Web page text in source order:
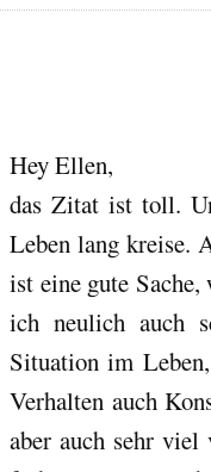
Hey Ellen,
das Zitat ist toll.
Leben lang kreise.
ist eine gute
ich neulich auch
Situation im
Verhalten auch
aber auch sehr